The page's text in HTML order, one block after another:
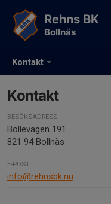
Kontakt
Rehns BK
Bollnäs
Kontakt
BESÖKSADRESS
Bollevägen 191
821 94 Bollnäs
E-POST
info@rehnsbk.nu